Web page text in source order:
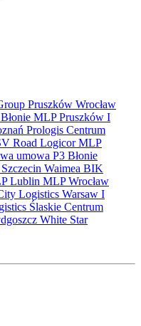
Pruszków Wrocław
Błonie MLP Pruszków I
Prologis Centrum
Road LogicorMLP
umowa P3 Błonie
Szczecin Waimea BIK
Lublin MLP Wrocław
Logistics Warsaw I
Ślaskie Centrum
White Star